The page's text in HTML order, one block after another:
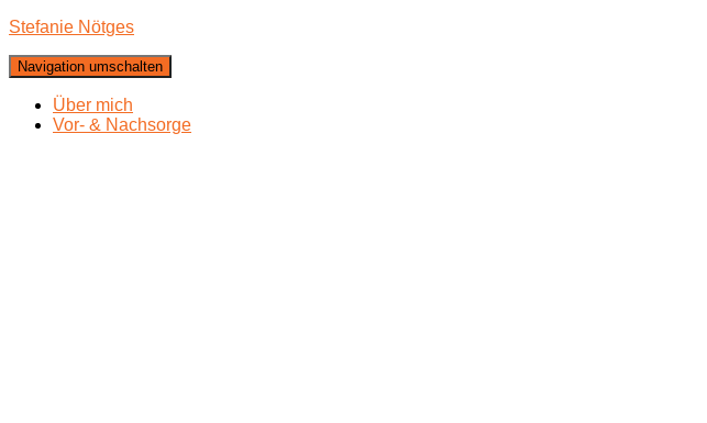
Stefanie Nötges
Navigation umschalten
Über mich
Vor- & Nachsorge